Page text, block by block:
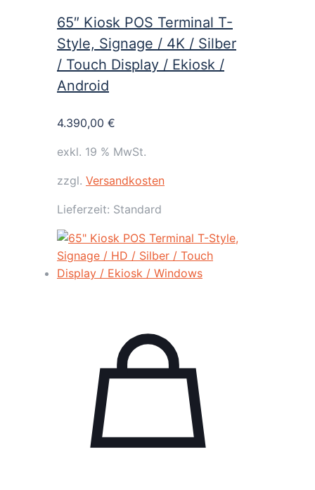
65″ Kiosk POS Terminal T-
Style, Signage / 4K / Silber
/ Touch Display / Ekiosk /
Android
4.390,00 €
exkl. 19 % MwSt.
zzgl. Versandkosten
Lieferzeit: Standard